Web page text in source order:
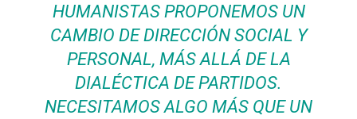
HUMANISTAS PROPONEMOS UN
CAMBIO DE DIRECCIÓN SOCIAL Y
PERSONAL, MÁS ALLÁ DE LA
DIALÉCTICA DE PARTIDOS.
NECESITAMOS ALGO MÁS QUE UN